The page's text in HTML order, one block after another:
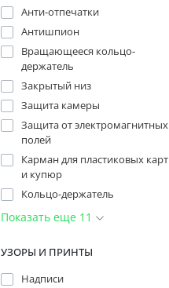
Анти-отпечатки
Антишпион
Вращающееся кольцо-
держатель
Закрытый низ
Защита камеры
Защита от электромагнитных
полей
Карман для пластиковых карт
и купюр
Кольцо-держатель
Показать еще 11
УЗОРЫ И ПРИНТЫ
Надписи